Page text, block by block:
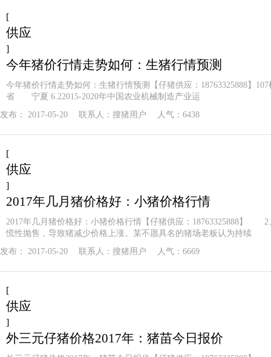
[
供应
]
今年猪价行情走势如何：生猪行情预测
今年猪价行情走势如何：生猪行情预测【仔猪供应：18763325888】
省 宁夏 6.22015-2020年中国农业机械制造产业运
发布： 2017-05-20 联系人： 搜猪用户 人气：6438
[
供应
]
2017年几月猪价格好：小猪价格行情
2017年几月猪价格好：小猪价格行情【仔猪供应：18763325888】 2
慌性抛售，导致猪减少价格上涨。某不愿具名的猪场老板认为持续
发布： 2017-05-20 联系人： 搜猪用户 人气：6669
[
供应
]
外三元仔猪价格2017年：猪苗今日报价